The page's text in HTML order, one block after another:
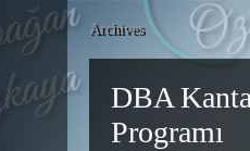
Archives
DBA
Programı